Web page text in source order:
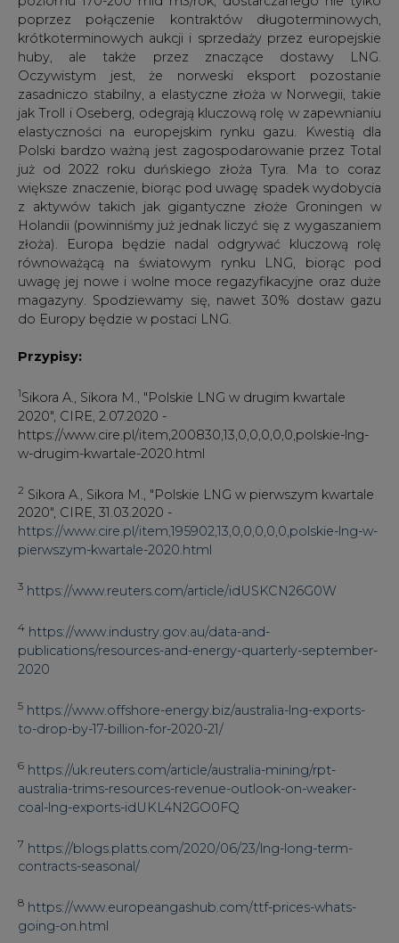
Przypisy:
1Sikora A., Sikora M., "Polskie LNG w drugim kwartale
2020″, CIRE, 2.07.2020 -
https://www.cire.pl/item,200830,13,0,0,0,0,0,polskie-lng-
w-drugim-kwartale-2020.html
2Sikora A., Sikora M., "Polskie LNG w pierwszym kwartale
2020″, CIRE, 31.03.2020 -
https://www.cire.pl/item,195902,13,0,0,0,0,0,polskie-lng-w-
pierwszym-kwartale-2020.html
3 https://www.reuters.com/article/idUSKCN26G0W
4
https://www.industry.gov.au/data-and-
publications/resources-and-energy-quarterly-september-
5
to-drop-by-17-billion-for-2020-21/
6 https://uk.reuters.com/article/australia-mining/rpt-
australia-trims-resources-revenue-outlook-on-weaker-
https://blogs.platts.com/2020/06/23/lng-long-term-
contracts-seasonal/
going-on.html
9Tutaj: wartość jednostki gazu ziemnego liczona jako
cena sprzedaży produktu pomniejszona o wszystkie
koszty wytworzenia.
#Opinie
szkoleń treningowych LLM.
KOMENTARZE
TREŚĆ KOMENTARZA